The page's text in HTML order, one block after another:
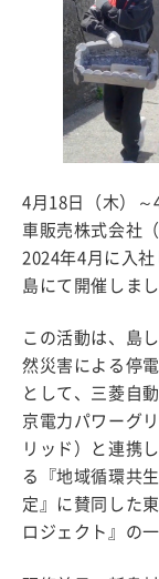
4月18日（木）
車販売株式会社
2024年4月に入
島にて開催しまし
この活動は、島
然災害による停
として、三菱自
京電力パワーグ
リッド）と連携
る『地域循環共
定』に賛同した
ロジェクト』の